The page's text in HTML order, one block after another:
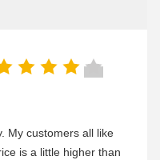
My customers all like
is a little higher than